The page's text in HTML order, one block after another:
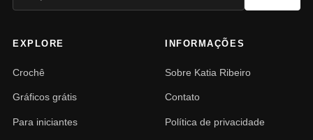
EXPLORE
Crochê
Gráficos grátis
Para iniciantes
INFORMAÇÕES
Sobre Katia Ribeiro
Contato
Política de privacidade